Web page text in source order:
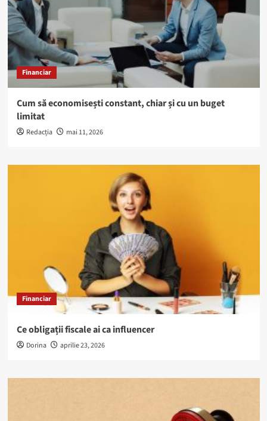
Financiar
Cum să economisești constant, chiar și cu un buget
limitat
Redacția mai 11, 2026
Financiar
Ce obligații fiscale ai ca influencer
Dorina aprilie 23, 2026